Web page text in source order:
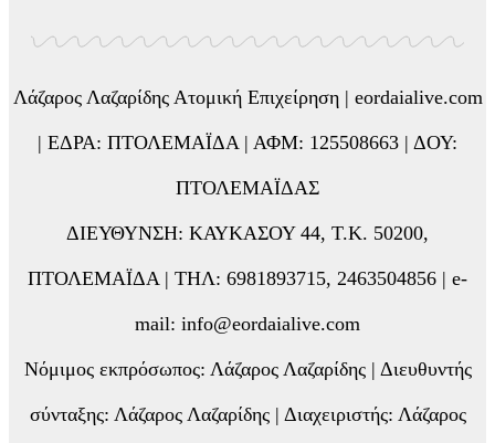
Λάζαρος Λαζαρίδης Ατομική Επιχείρηση | eordaialive.com
| ΕΔΡΑ: ΠΤΟΛΕΜΑΪΔΑ | ΑΦΜ: 125508663 | ΔΟΥ:
ΠΤΟΛΕΜΑΪΔΑΣ
ΔΙΕΥΘΥΝΣΗ: ΚΑΥΚΑΣΟΥ 44, Τ.Κ. 50200,
ΠΤΟΛΕΜΑΪΔΑ | ΤΗΛ: 6981893715, 2463504856 | e-
mail: info@eordaialive.com
Νόμιμος εκπρόσωπος: Λάζαρος Λαζαρίδης | Διευθυντής
σύνταξης: Λάζαρος Λαζαρίδης | Διαχειριστής: Λάζαρος